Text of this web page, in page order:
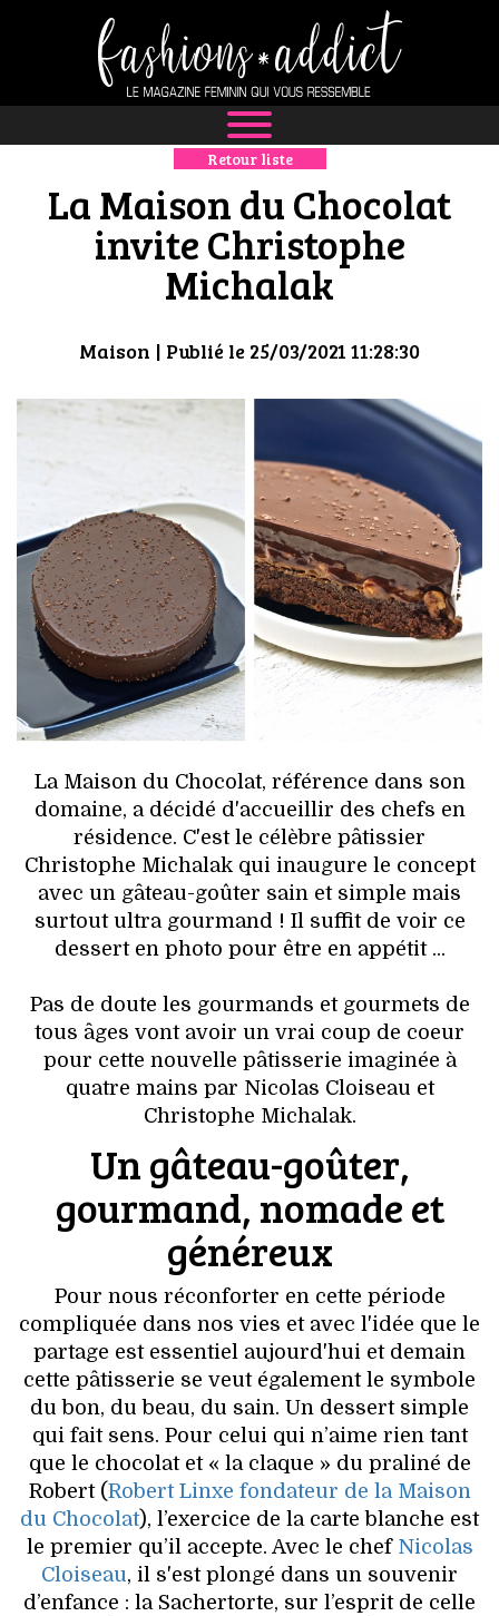
NEWS
MODE
LUXE
DÉFILÉS
BOUTIQUE
CULTURE
HIGH TECH
MAISON
AUTO
LIEUX TENDANCES
BEAUTÉ
MODE DE RUE
JEUNES CRÉATEURS
HISTOIRE DES MARQUES
DÉCO
VOYAGES & LOISIRS
Retour liste
La Maison du Chocolat
invite Christophe
Michalak
Maison | Publié le 25/03/2021 11:28:30
La Maison du Chocolat, référence dans son
domaine, a décidé d'accueillir des chefs en
résidence. C'est le célèbre pâtissier
Christophe Michalak qui inaugure le concept
avec un gâteau-goûter sain et simple mais
surtout ultra gourmand ! Il suffit de voir ce
dessert en photo pour être en appétit ...
Pas de doute les gourmands et gourmets de
tous âges vont avoir un vrai coup de coeur
pour cette nouvelle pâtisserie imaginée à
quatre mains par Nicolas Cloiseau et
Christophe Michalak.
Un gâteau-goûter,
gourmand, nomade et
généreux
Pour nous réconforter en cette période
compliquée dans nos vies et avec l'idée que le
partage est essentiel aujourd'hui et demain
cette pâtisserie se veut également le symbole
du bon, du beau, du sain. Un dessert simple
qui fait sens. Pour celui qui n’aime rien tant
que le chocolat et « la claque » du praliné de
Robert (Robert Linxe fondateur de la Maison
du Chocolat), l’exercice de la carte blanche est
le premier qu’il accepte. Avec le chef Nicolas
Cloiseau, il s'est plongé dans un souvenir
d’enfance : la Sachertorte, sur l’esprit de celle